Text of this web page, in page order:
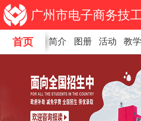
广州市电子商务技
首页 简介 图册 活动 教学